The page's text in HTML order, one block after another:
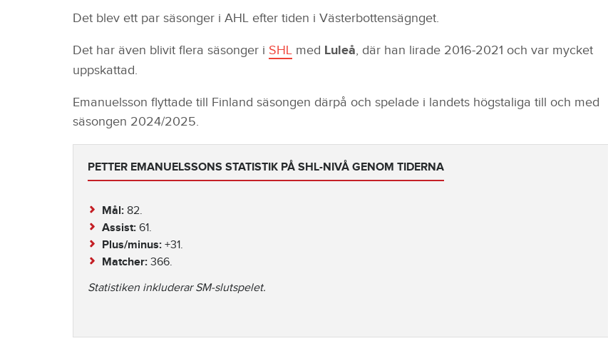
Det blev ett par säsonger i AHL efter tiden i Västerbottensägnget.
Det har även blivit flera säsonger i SHL med Luleå, där han lirade 2016-2021 och var mycket
uppskattad.
Emanuelsson flyttade till Finland säsongen därpå och spelade i landets högstaliga till och med
säsongen 2024/2025.
PETTER EMANUELSSONS STATISTIK PÅ SHL-NIVÅ GENOM TIDERNA
Mål: 82.
Assist: 61.
Plus/minus: +31.
Matcher: 366.
Statistiken inkluderar SM-slutspelet.